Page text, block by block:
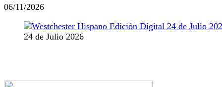
06/11/2026
24 de Julio 2026